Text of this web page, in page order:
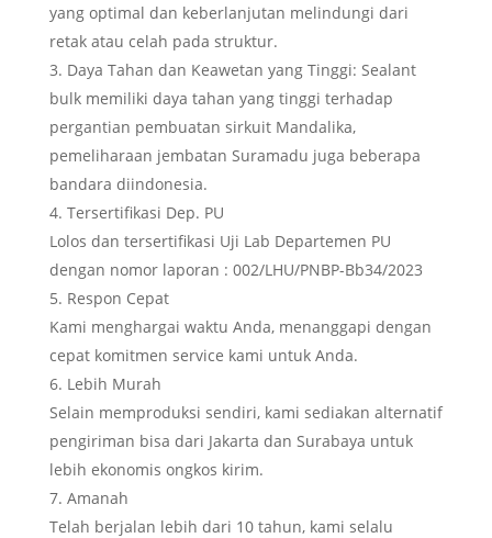
yang optimal dan keberlanjutan melindungi dari
retak atau celah pada struktur.
Daya Tahan dan Keawetan yang Tinggi: Sealant
bulk memiliki daya tahan yang tinggi terhadap
pergantian pembuatan sirkuit Mandalika,
pemeliharaan jembatan Suramadu juga beberapa
bandara diindonesia.
Tersertifikasi Dep. PU
Lolos dan tersertifikasi Uji Lab Departemen PU
dengan nomor laporan : 002/LHU/PNBP-Bb34/2023
Respon Cepat
Kami menghargai waktu Anda, menanggapi dengan
cepat komitmen service kami untuk Anda.
Lebih Murah
Selain memproduksi sendiri, kami sediakan alternatif
pengiriman bisa dari Jakarta dan Surabaya untuk
lebih ekonomis ongkos kirim.
Amanah
Telah berjalan lebih dari 10 tahun, kami selalu